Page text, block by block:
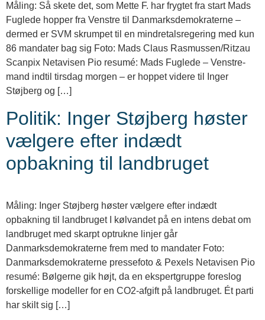
Måling: Så skete det, som Mette F. har frygtet fra start Mads
Fuglede hopper fra Venstre til Danmarksdemokraterne –
dermed er SVM skrumpet til en mindretalsregering med kun
86 mandater bag sig Foto: Mads Claus Rasmussen/Ritzau
Scanpix Netavisen Pio resumé: Mads Fuglede – Venstre-
mand indtil tirsdag morgen – er hoppet videre til Inger
Støjberg og […]
Politik: Inger Støjberg høster
vælgere efter indædt
opbakning til landbruget
Måling: Inger Støjberg høster vælgere efter indædt
opbakning til landbruget I kølvandet på en intens debat om
landbruget med skarpt optrukne linjer går
Danmarksdemokraterne frem med to mandater Foto:
Danmarksdemokraterne pressefoto & Pexels Netavisen Pio
resumé: Bølgerne gik højt, da en ekspertgruppe foreslog
forskellige modeller for en CO2-afgift på landbruget. Ét parti
har skilt sig […]